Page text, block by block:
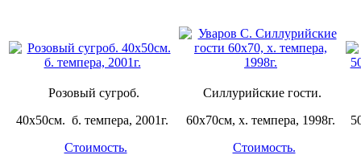
Розовый сугроб.
40х50см. б. темпера, 2001г.
Стоимость.
Силлурийские гости.
60х70см, х. темпера, 1998г.
Стоимость.